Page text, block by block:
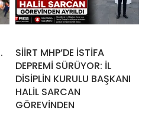
SİİRT MHP’DE İSTİFA
DEPREMİ SÜRÜYOR: İL
DİSİPLİN KURULU BAŞKANI
HALİL SARCAN
GÖREVİNDEN